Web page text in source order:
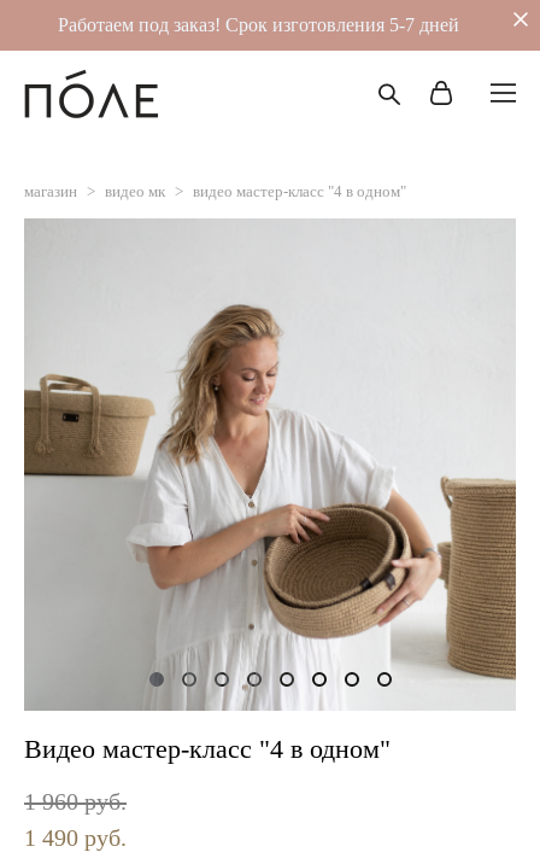
Работаем под заказ! Срок изготовления 5-7 дней
магазин > видео мк > видео мастер-класс "4 в одном"
Видео мастер-класс "4 в одном"
1 960 pуб.
1 490 pуб.